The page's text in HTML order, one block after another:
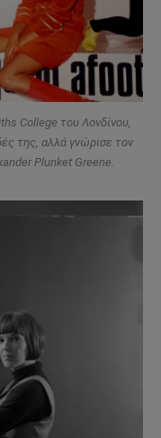
College του Λονδίνου,
της, αλλά γνώρισε τον
Plunket Greene.